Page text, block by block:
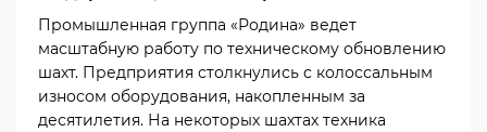
Промышленная группа «Родина» ведет
масштабную работу по техническому обновлению
шахт. Предприятия столкнулись с колоссальным
износом оборудования, накопленным за
десятилетия. На некоторых шахтах техника